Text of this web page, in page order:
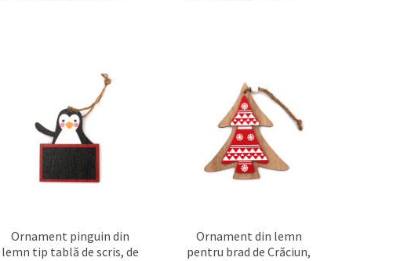
Ornament pinguin din
lemn tip tablă de scris, de
Ornament din lemn
pentru brad de Crăciun,